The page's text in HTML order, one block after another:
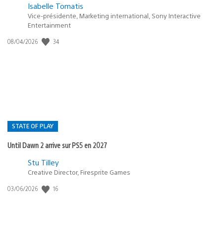
Isabelle Tomatis
Vice-présidente, Marketing international, Sony Interactive
Entertainment
Date
08/04/2026 34
STATE OF PLAY
Until Dawn 2 arrive sur PS5 en 2027
Postée
:
Stu Tilley
Creative Director, Firesprite Games
Date
03/06/2026 16